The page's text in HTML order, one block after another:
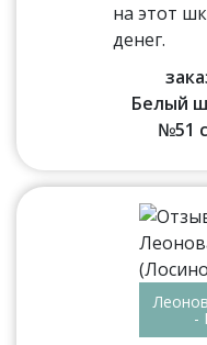
на этот
денег.
Белый
№51
-